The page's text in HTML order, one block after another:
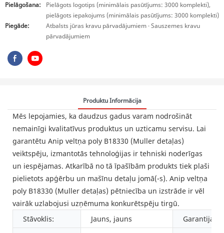
Pielāgošana:
Pielāgots logotips (minimālais pasūtījums: 3000 komplekti),
pielāgots iepakojums (minimālais pasūtījums: 3000 komplekti)
Piegāde:
Atbalsts jūras kravu pārvadājumiem · Sauszemes kravu
pārvadājumiem
Produktu Informācija
Mēs lepojamies, ka daudzus gadus varam nodrošināt
nemainīgi kvalitatīvus produktus un uzticamu servisu. Lai
garantētu Anip veltņa poly B18330 (Muller detaļas)
veiktspēju, izmantotās tehnoloģijas ir tehniski noderīgas
un iespējamas. Atkarībā no tā īpašībām produkts tiek plaši
pielietots apģērbu un mašīnu detaļu jomā(-s). Anip veltņa
poly B18330 (Muller detaļas) pētniecība un izstrāde ir vēl
vairāk uzlabojusi uzņēmuma konkurētspēju tirgū.
Stāvoklis:
Jauns, jauns Garantija: